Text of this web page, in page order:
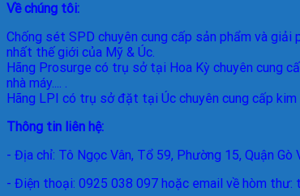
Về chúng tôi:
Chống sét SPD chuyên cung cấp sản phẩm và
nhất thế giới của Mỹ & Úc.
Hãng Prosurge có trụ sở tại Hoa Kỳ chuyên cung
nhà máy.... .
Hãng LPI có trụ sở đặt tại Úc chuyên cung cấp
Thông tin liên hệ:
- Địa chỉ: Tô Ngọc Vân, Tổ 59, Phường 15, Quận Gò
- Điện thoại: 0925 038 097 hoặc email về hòm thư: